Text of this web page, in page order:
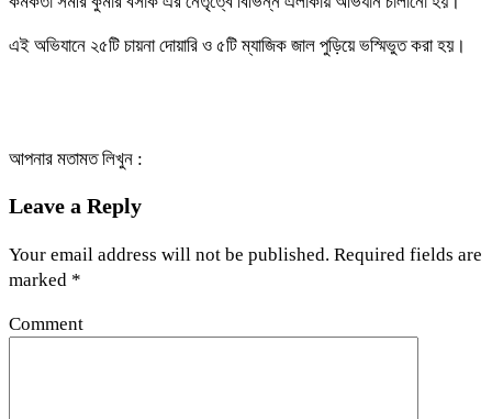
এই অভিযানে ২৫টি চায়না দোয়ারি ও ৫টি ম্যাজিক জাল পুড়িয়ে ভস্মিভুত করা হয়।
আপনার মতামত লিখুন :
Leave a Reply
Your email address will not be published. Required fields are
marked *
Comment